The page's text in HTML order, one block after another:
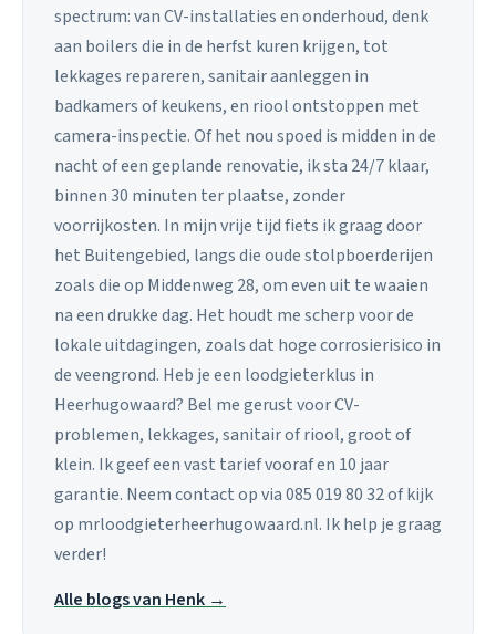
spectrum: van CV-installaties en onderhoud, denk
aan boilers die in de herfst kuren krijgen, tot
lekkages repareren, sanitair aanleggen in
badkamers of keukens, en riool ontstoppen met
camera-inspectie. Of het nou spoed is midden in de
nacht of een geplande renovatie, ik sta 24/7 klaar,
binnen 30 minuten ter plaatse, zonder
voorrijkosten. In mijn vrije tijd fiets ik graag door
het Buitengebied, langs die oude stolpboerderijen
zoals die op Middenweg 28, om even uit te waaien
na een drukke dag. Het houdt me scherp voor de
lokale uitdagingen, zoals dat hoge corrosierisico in
de veengrond. Heb je een loodgieterklus in
Heerhugowaard? Bel me gerust voor CV-
problemen, lekkages, sanitair of riool, groot of
klein. Ik geef een vast tarief vooraf en 10 jaar
garantie. Neem contact op via 085 019 80 32 of kijk
op mrloodgieterheerhugowaard.nl. Ik help je graag
verder!
Alle blogs van Henk →